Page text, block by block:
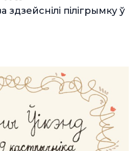
здзейснілі пілігрымку ў